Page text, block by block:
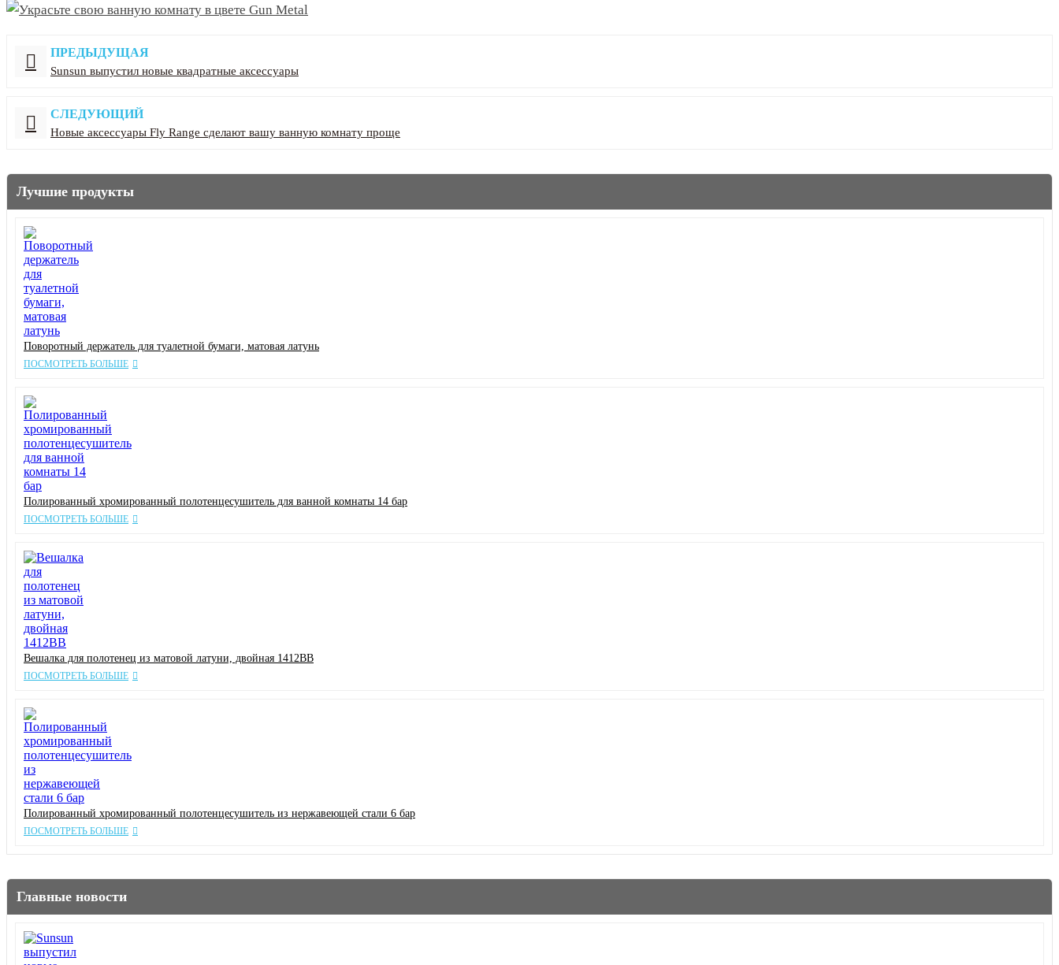
ПРЕДЫДУЩАЯ
Sunsun выпустил новые квадратные аксессуары
СЛЕДУЮЩИЙ
Новые аксессуары Fly Range сделают вашу ванную комнату проще
Лучшие продукты
Поворотный держатель для туалетной бумаги, матовая латунь
ПОСМОТРЕТЬ БОЛЬШЕ
Полированный хромированный полотенцесушитель для ванной комнаты 14 бар
ПОСМОТРЕТЬ БОЛЬШЕ
Вешалка для полотенец из матовой латуни, двойная 1412BB
ПОСМОТРЕТЬ БОЛЬШЕ
Полированный хромированный полотенцесушитель из нержавеющей стали 6 бар
ПОСМОТРЕТЬ БОЛЬШЕ
Главные новости